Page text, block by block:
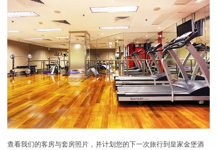
查看我们的客房与套房照片，并计划您的下一次旅行到皇家金堡酒